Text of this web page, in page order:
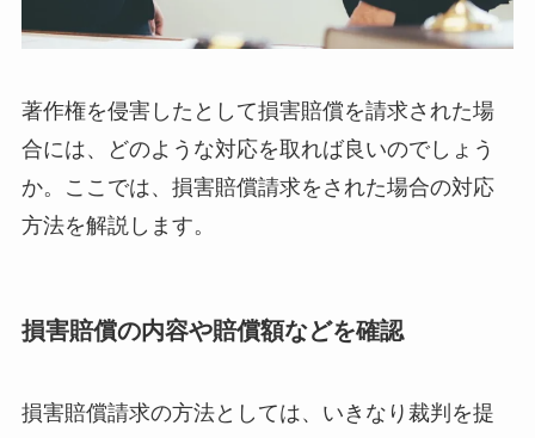
著作権を侵害したとして損害賠償を請求された場
合には、どのような対応を取れば良いのでしょう
か。ここでは、損害賠償請求をされた場合の対応
方法を解説します。
損害賠償の内容や賠償額などを確認
損害賠償請求の方法としては、いきなり裁判を提